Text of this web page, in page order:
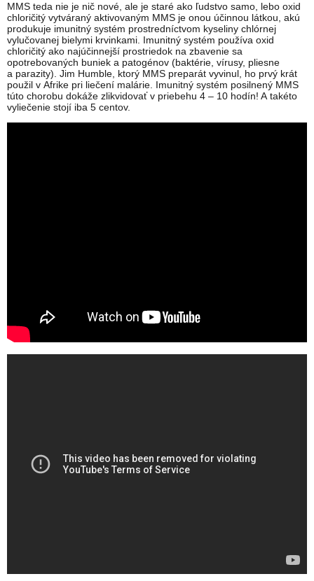
MMS teda nie je nič nové, ale je staré ako ľudstvo samo, lebo oxid
chloričitý vytváraný aktivovaným MMS je onou účinnou látkou, akú
produkuje imunitný systém prostredníctvom kyseliny chlórnej
vylučovanej bielymi krvinkami. Imunitný systém používa oxid
chloričitý ako najúčinnejší prostriedok na zbavenie sa
opotrebovaných buniek a patogénov (baktérie, vírusy, pliesne
a parazity). Jim Humble, ktorý MMS preparát vyvinul, ho prvý krát
použil v Afrike pri liečení malárie. Imunitný systém posilnený MMS
túto chorobu dokáže zlikvidovať v priebehu 4 – 10 hodín! A takéto
vyliečenie stojí iba 5 centov.